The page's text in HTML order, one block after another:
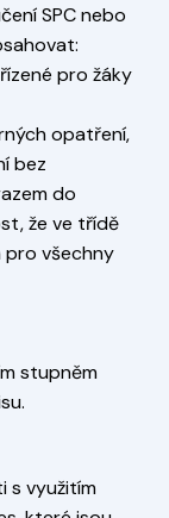
SPC nebo
pro žáky
opatření,
bez
do
že ve třídě
pro všechny
stupněm
s využitím